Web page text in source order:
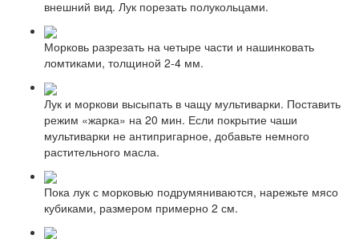
внешний вид. Лук порезать полукольцами.
Морковь разрезать на четыре части и нашинковать
ломтиками, толщиной 2-4 мм.
Лук и моркови высыпать в чащу мультиварки. Поставить
режим «жарка» на 20 мин. Если покрытие чаши
мультиварки не антипригарное, добавьте немного
растительного масла.
Пока лук с морковью подрумяниваются, нарежьте мясо
кубиками, размером примерно 2 см.